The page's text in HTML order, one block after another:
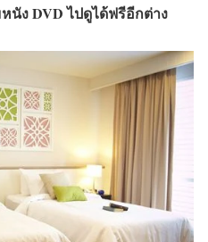
ง DVD ไปดูได้ฟรีอีกต่าง